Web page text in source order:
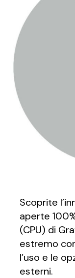
Scoprite
aperte
(CPU) di
estremo
l’uso e le
esterni.